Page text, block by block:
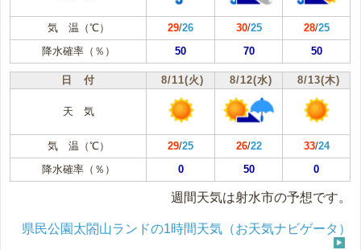
気 温（℃） 29/26 30/25 28/25
降水確率（％）
50 70 50
日 付 8/11(火) 8/12(水) 8/13(木)
天 気
気 温（℃） 29/25 26/22 33/24
降水確率（％）
0 50 0
週間天気は射水市の予想です。
県民公園太閤山ランドの1時間天気（お天気ナビゲータ）